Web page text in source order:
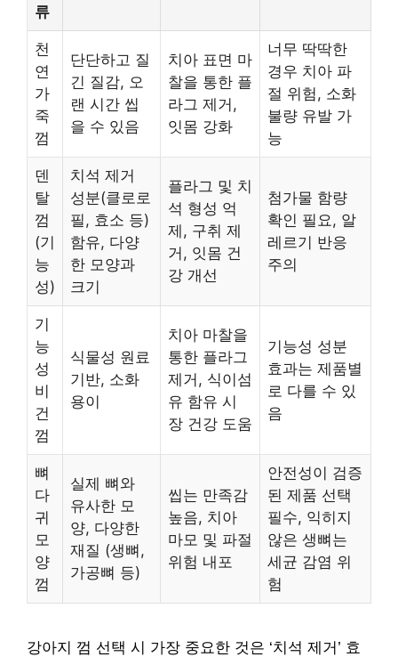
류
천
연
가
죽
껌
단단하고 질
긴 질감, 오
랜 시간 씹
을 수 있음
치아 표면 마
찰을 통한 플
라그 제거,
잇몸 강화
너무 딱딱한
경우 치아 파
절 위험, 소화
불량 유발 가
능
덴
탈
껌
(기
능
성)
치석 제거
성분(클로로
필, 효소 등)
함유, 다양
한 모양과
크기
플라그 및 치
석 형성 억
제, 구취 제
거, 잇몸 건
강 개선
첨가물 함량
확인 필요, 알
레르기 반응
주의
기
능
성
비
건
껌
식물성 원료
기반, 소화
용이
치아 마찰을
통한 플라그
제거, 식이섬
유 함유 시
장 건강 도움
기능성 성분
효과는 제품별
로 다를 수 있
음
뼈
다
귀
모
양
껌
실제 뼈와
유사한 모
양, 다양한
재질 (생뼈,
가공뼈 등)
씹는 만족감
높음, 치아
마모 및 파절
위험 내포
안전성이 검증
된 제품 선택
필수, 익히지
않은 생뼈는
세균 감염 위
험
강아지 껌 선택 시 가장 중요한 것은 ‘치석 제거’ 효